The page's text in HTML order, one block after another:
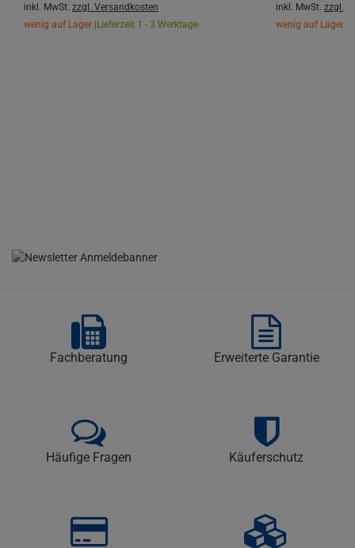
inkl. MwSt. zzgl. Versandkosten
wenig auf Lager | Lieferzeit 1 - 3 Werktage
inkl. MwSt. zzgl.
wenig auf Lager |
Fachberatung Erweiterte Garantie
Häufige Fragen Käuferschutz